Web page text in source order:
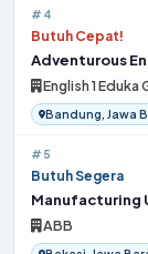
#4
Butuh Cepat!
Adventurous
English 1 Eduka
Bandung, Jawa
#5
Butuh Segera
Manufacturing
ABB